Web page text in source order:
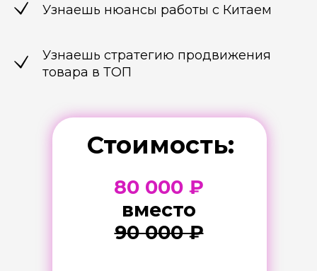
Узнаешь нюансы работы с Китаем
Узнаешь стратегию продвижения
товара в ТОП
Стоимость:
80 000 ₽
вместо
90 000 ₽